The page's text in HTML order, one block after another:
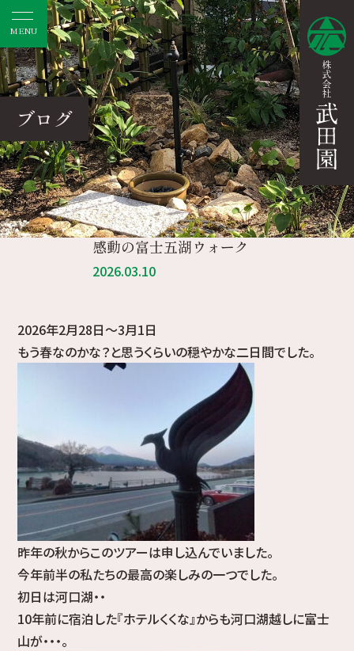
MENU
ブログ
感動の富士五湖ウォーク
2026.03.10
2026年2月28日～3月1日
もう春なのかな？と思うくらいの穏やかな二日間でした。
昨年の秋からこのツアーは申し込んでいました。
今年前半の私たちの最高の楽しみの一つでした。
初日は河口湖・・
10年前に宿泊した『ホテルくくな』からも河口湖越しに富士
山が・・・。